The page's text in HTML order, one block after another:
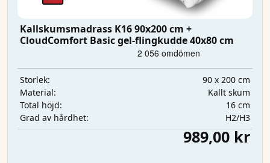
Kallskumsmadrass K16 90x200 cm +
CloudComfort Basic gel-flingkudde 40x80 cm
Storlek:
90 x 200 cm
Material:
Kallt skum
Total höjd:
16 cm
Grad av hårdhet:
H2/H3
989,00 kr